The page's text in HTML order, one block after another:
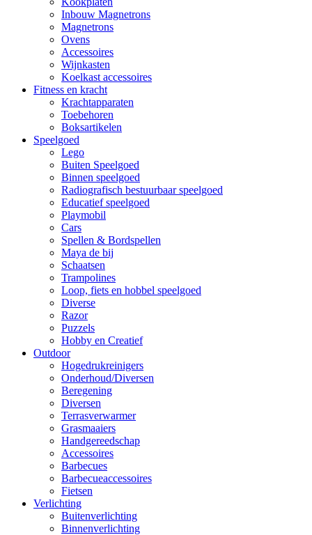
Inbouw Magnetrons
Magnetrons
Ovens
Accessoires
Wijnkasten
Koelkast accessoires
Fitness en kracht
Krachtapparaten
Toebehoren
Boksartikelen
Speelgoed
Lego
Buiten Speelgoed
Binnen speelgoed
Radiografisch bestuurbaar speelgoed
Educatief speelgoed
Playmobil
Cars
Spellen & Bordspellen
Maya de bij
Schaatsen
Trampolines
Loop, fiets en hobbel speelgoed
Diverse
Razor
Puzzels
Hobby en Creatief
Outdoor
Hogedrukreinigers
Onderhoud/Diversen
Beregening
Diversen
Terrasverwarmer
Grasmaaiers
Handgereedschap
Accessoires
Barbecues
Barbecueaccessoires
Fietsen
Verlichting
Buitenverlichting
Binnenverlichting